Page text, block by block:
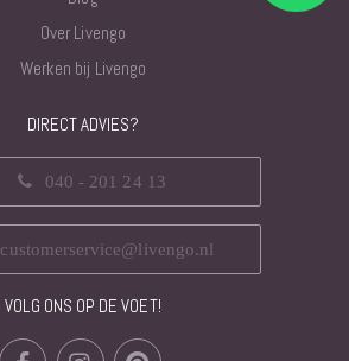
Over Livengo
Werken bij Livengo
DIRECT ADVIES?
040 - 201 24 13
customerservice@livengo.nl
VOLG ONS OP DE VOET!